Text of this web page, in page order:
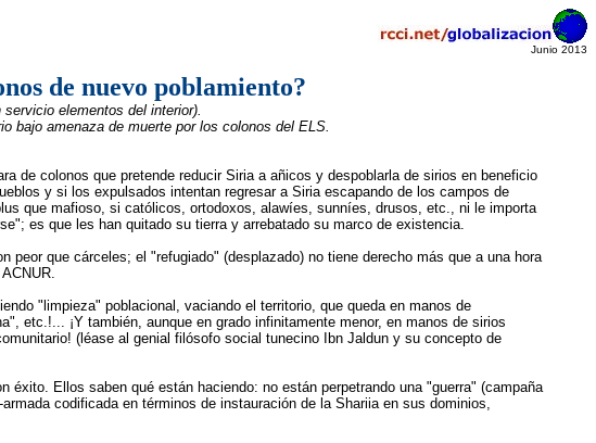
Junio 2013
de nuevo poblamiento?
elementos del interior).
bajo amenaza de muerte por los colonos del ELS.
de colonos que pretende reducir Siria a añicos y despoblarla de sirios en beneficio
y si los expulsados intentan regresar a Siria escapando de los campos de
que mafioso, si católicos, ortodoxos, alawíes, sunníes, drusos, etc., ni le importa
es que les han quitado su tierra y arrebatado su marco de existencia.
que cárceles; el "refugiado" (desplazado) no tiene derecho más que a una hora
"limpieza" poblacional, vaciando el territorio, que queda en manos de
etc.!... ¡Y también, aunque en grado infinitamente menor, en manos de sirios
(léase al genial filósofo social tunecino Ibn Jaldun y su concepto de
Ellos saben qué están haciendo: no están perpetrando una "guerra" (campaña
codificada en términos de instauración de la Shariia en sus dominios,